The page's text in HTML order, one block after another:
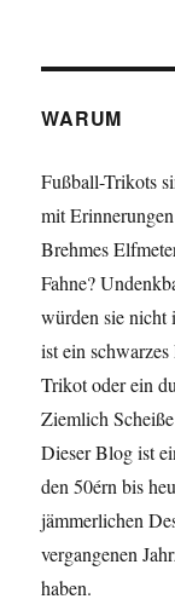
des
Dr.
Flock
WARUM
Fußball-Trikots
mit
Brehmes
Fahne?
würden sie nicht
ist ein
Trikot oder ein
Ziemlich
Dieser Blog ist
den 50érn bis
jämmerlichen
vergangenen
haben.